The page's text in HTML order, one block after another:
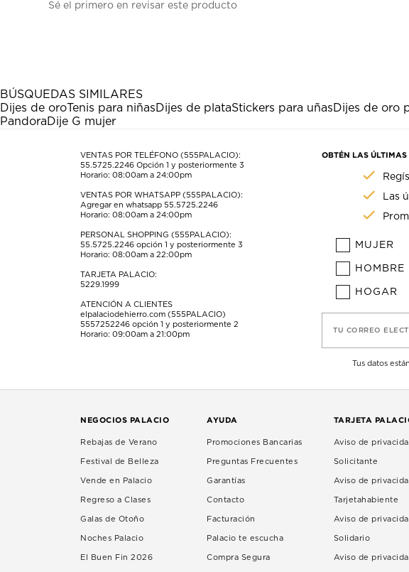
para
estrella
Esta
acción
abrirá
formulario
para
estrellas.
Esta
acción
abrirá
formulario
de
para
estrellas.
Esta
acción
abrirá
formulario
de
para
estrellas.
Esta
acción
formulario
de
para
Esta
acción
formulario
de
envío.
Sé el primero en revisar este producto
BÚSQUEDAS SIMILARES
Dijes de oroTenis para niñasDijes de plataStickers para uñasDijes de oro
PandoraDije G mujer
VENTAS POR TELÉFONO (555PALACIO):
55.5725.2246 Opción 1 y posteriormente 3
Horario: 08:00am a 24:00pm
VENTAS POR WHATSAPP (555PALACIO):
Agregar en whatsapp 55.5725.2246
Horario: 08:00am a 24:00pm
PERSONAL SHOPPING (555PALACIO):
55.5725.2246 opción 1 y posteriormente 3
Horario: 08:00am a 22:00pm
TARJETA PALACIO:
5229.1999
ATENCIÓN A CLIENTES
elpalaciodehierro.com (555PALACIO)
5557252246 opción 1 y posteriormente 2
Horario: 09:00am a 21:00pm
OBTÉN LAS
Las
MUJER
HOMBRE
HOGAR
TU CORREO
Tus datos
NEGOCIOS PALACIO
Rebajas de Verano
Festival de Belleza
Vende en Palacio
Regreso a Clases
Galas de Otoño
Noches Palacio
El Buen Fin 2026
AYUDA
Promociones Bancarias
Preguntas Frecuentes
Garantías
Contacto
Facturación
Palacio te escucha
Compra Segura
TARJETA
Aviso de
Solicitante
Aviso de
Tarjetahabiente
Aviso de
Solidario
Aviso de